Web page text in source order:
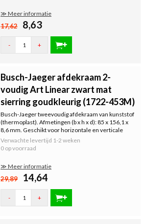
≫ Meer informatie
17,62 8,63
- +
Busch-Jaeger afdekraam 2-
voudig Art Linear zwart mat
sierring goudkleurig (1722-453M)
Busch-Jaeger tweevoudig afdekraam van kunststof
(thermoplast). Afmetingen (b x h x d): 85 x 156,1 x
8,6 mm. Geschikt voor horizontale en verticale
montage. Serie: Art Linear, kleur: zwart mat.
Uitgevoerd met decoratiering in goudkleurig.
Verwachte levertijd 1-2 weken
0 op voorraad
≫ Meer informatie
29,89 14,64
- +